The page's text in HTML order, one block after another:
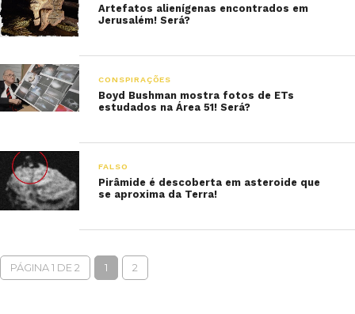
Artefatos alienígenas encontrados em
Jerusalém! Será?
CONSPIRAÇÕES
Boyd Bushman mostra fotos de ETs
estudados na Área 51! Será?
FALSO
Pirâmide é descoberta em asteroide que
se aproxima da Terra!
PÁGINA 1 DE 2 1 2